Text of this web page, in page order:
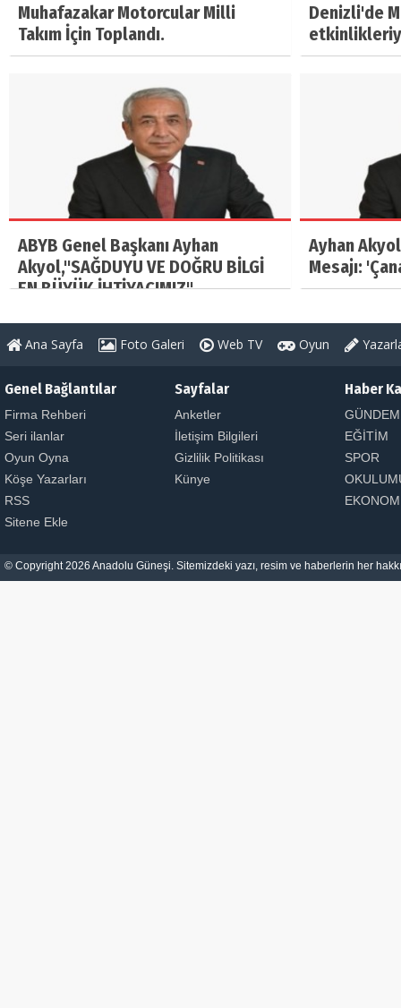
Muhafazakar Motorcular Milli
Takım İçin Toplandı.
Denizli'de
ABYB Genel Başkanı Ayhan
Akyol,"SAĞDUYU VE DOĞRU BİLGİ
EN BÜYÜK İHTİYACIMIZ"
Ayhan
Mesajı:
Ana Sayfa Foto Galeri Web TV Oyun
Genel Bağlantılar
Firma Rehberi
Seri ilanlar
Oyun Oyna
Köşe Yazarları
RSS
Sitene Ekle
Sayfalar
Anketler
İletişim Bilgileri
Gizlilik Politikası
Künye
Haber
GÜNDEM
EĞİTİM
SPOR
© Copyright 2026 Anadolu Güneşi. Sitemizdeki yazı, resim ve haberlerin her